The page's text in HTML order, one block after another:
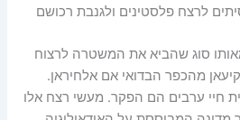
סוג שהביא את המשטרה לרצוח
מהכפר הבדואי אם אלחיראן.
חיי ערבים הם הפקר. מעשי רצח אלו